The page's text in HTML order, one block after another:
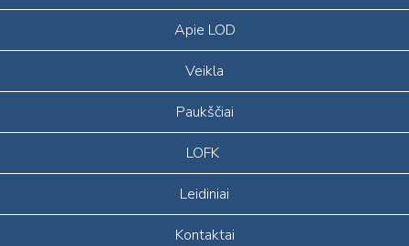
Apie LOD
Veikla
Paukščiai
LOFK
Leidiniai
Kontaktai